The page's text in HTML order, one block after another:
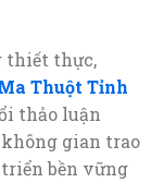
thiết thực,
Thuột Tỉnh
thảo luận
gian trao
bền vững